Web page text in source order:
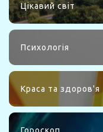
Цікавий світ
Психологія
Краса та здоров'я